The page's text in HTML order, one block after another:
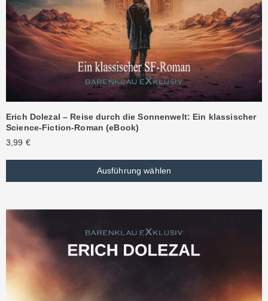
Erich Dolezal – Reise durch die Sonnenwelt: Ein klassischer
Science-Fiction-Roman (eBook)
3,99 €
Ausführung wählen